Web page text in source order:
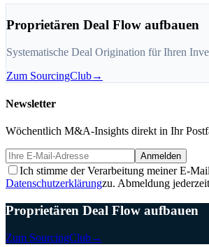
Proprietären Deal Flow aufbauen
Systematische Deal Origination für Ihren
Zum SourcingClub→
Newsletter
Wöchentlich M&A-Insights direkt in Ihr
Anmelden
Ich stimme der Verarbeitung meiner E-
Datenschutzerklärungzu. Abmeldung
Proprietären Deal Flow aufbauen
Zum SourcingClub→